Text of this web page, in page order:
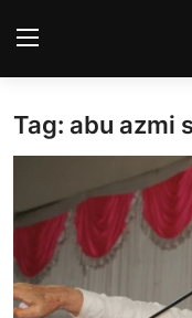
Login
Contact
Gallery
Tag: abu azmi